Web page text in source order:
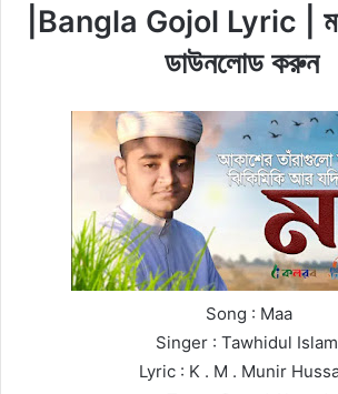
|Bangla Gojol Lyric |
ডাউনলোড করুন
Song : Maa
Singer : Tawhidul Islam
Lyric : K . M . Munir